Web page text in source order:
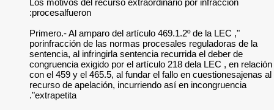
Los motivos del
"Primero.- Al
porinfracción de
sentencia, al
congruencia
con el 459 y el
recurso de